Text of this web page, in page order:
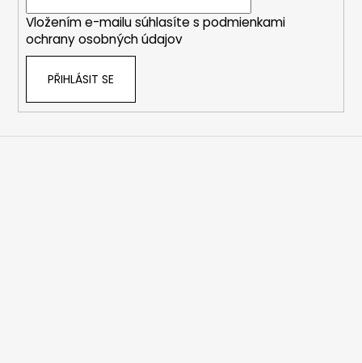
Vložením e-mailu súhlasíte s podmienkami
ochrany osobných údajov
PŘIHLÁSIT SE